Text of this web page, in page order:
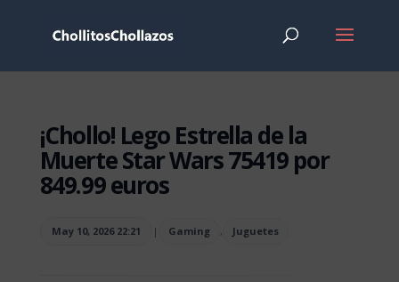
¡Chollo! Lego Estrella de la
Muerte Star Wars 75419 por
849.99 euros
May 10, 2026 22:21 | Gaming , Juguetes